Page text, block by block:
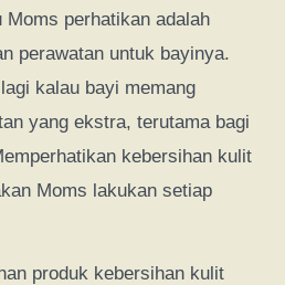
perhatikan adalah
perawatan untuk bayinya.
kalau bayi memang
yang ekstra, terutama bagi
kebersihan kulit
Moms lakukan setiap
produk kebersihan kulit